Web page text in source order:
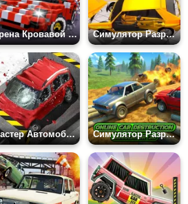
Арена Кровавой Битвы Симулятор Разрушительных Аварий Авто 3D
Мастер Автомобильного Пресса Симулятор Разрушения Автомобиля 3D